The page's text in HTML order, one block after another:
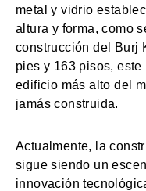
metal y vidrio
altura y forma, como
construcción del Burj
pies y 163 pisos,
edificio más alto del
jamás construida.
Actualmente, la
sigue siendo un
innovación